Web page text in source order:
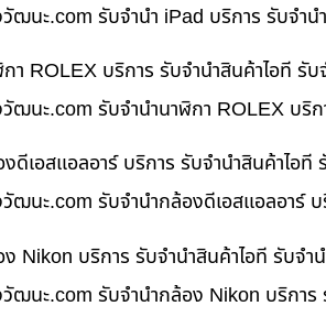
ฒนะ.com รับจำนำ iPad บริการ รับจำ
า ROLEX บริการ รับจำนำสินค้าไอที รั
ฒนะ.com รับจำนำนาฬิกา ROLEX บริ
ดีเอสแอลอาร์ บริการ รับจำนำสินค้าไอ
ฒนะ.com รับจำนำกล้องดีเอสแอลอาร์
Nikon บริการ รับจำนำสินค้าไอที รับจ
ฒนะ.com รับจำนำกล้อง Nikon บริกา